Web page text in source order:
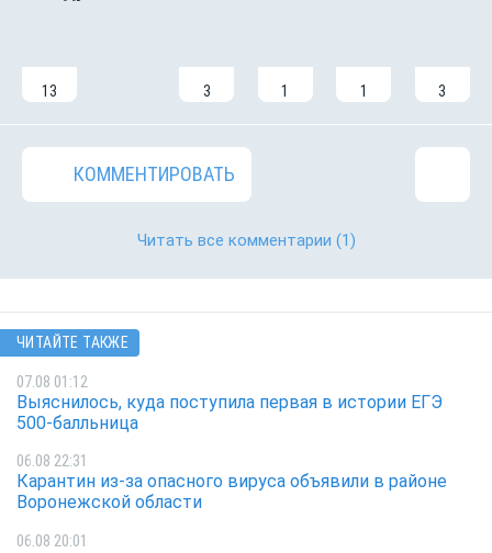
13 3 1 1 3
КОММЕНТИРОВАТЬ
Читать все комментарии (1)
ЧИТАЙТЕ ТАКЖЕ
07.08 01:12
Выяснилось, куда поступила первая в истории ЕГЭ
500-балльница
06.08 22:31
Карантин из-за опасного вируса объявили в районе
Воронежской области
06.08 20:01